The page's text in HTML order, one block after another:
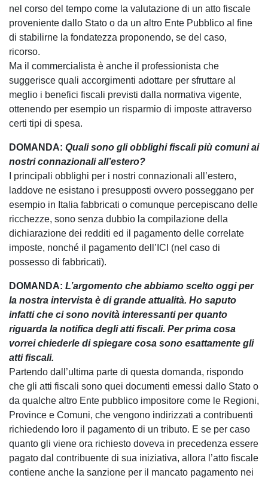
nel corso del tempo come la valutazione di un atto fiscale
proveniente dallo Stato o da un altro Ente Pubblico al fine
di stabilirne la fondatezza proponendo, se del caso,
ricorso.
Ma il commercialista è anche il professionista che
suggerisce quali accorgimenti adottare per sfruttare al
meglio i benefici fiscali previsti dalla normativa vigente,
ottenendo per esempio un risparmio di imposte attraverso
certi tipi di spesa.
DOMANDA: Quali sono gli obblighi fiscali più comuni ai
nostri connazionali all’estero?
I principali obblighi per i nostri connazionali all’estero,
laddove ne esistano i presupposti ovvero posseggano per
esempio in Italia fabbricati o comunque percepiscano delle
ricchezze, sono senza dubbio la compilazione della
dichiarazione dei redditi ed il pagamento delle correlate
imposte, nonché il pagamento dell’ICI (nel caso di
possesso di fabbricati).
DOMANDA: L’argomento che abbiamo scelto oggi per
la nostra intervista è di grande attualità. Ho saputo
infatti che ci sono novità interessanti per quanto
riguarda la notifica degli atti fiscali. Per prima cosa
vorrei chiederle di spiegare cosa sono esattamente gli
atti fiscali.
Partendo dall’ultima parte di questa domanda, rispondo
che gli atti fiscali sono quei documenti emessi dallo Stato o
da qualche altro Ente pubblico impositore come le Regioni,
Province e Comuni, che vengono indirizzati a contribuenti
richiedendo loro il pagamento di un tributo. E se per caso
quanto gli viene ora richiesto doveva in precedenza essere
pagato dal contribuente di sua iniziativa, allora l’atto fiscale
contiene anche la sanzione per il mancato pagamento nei